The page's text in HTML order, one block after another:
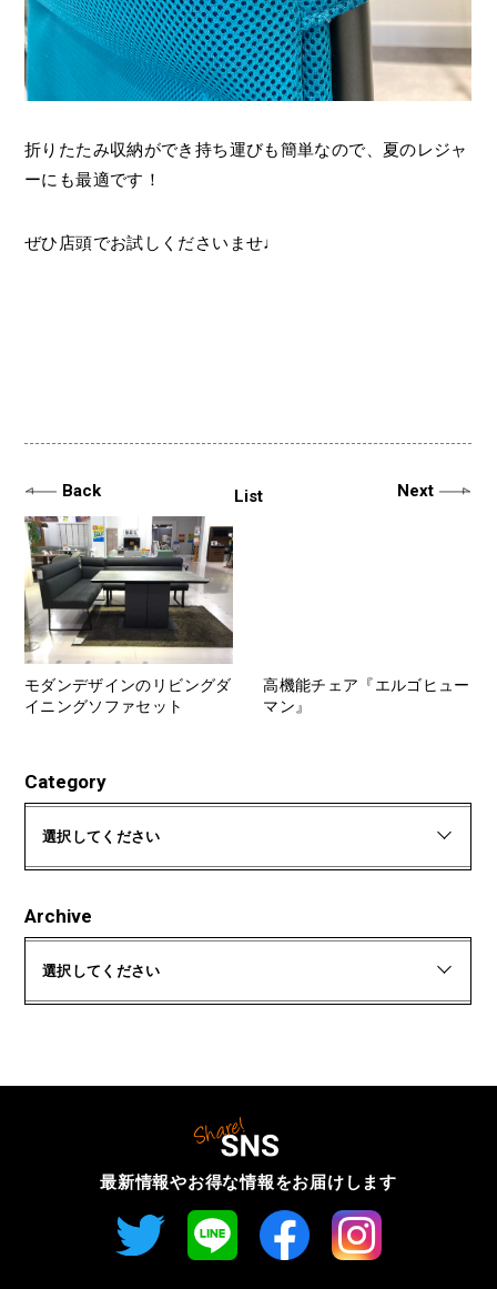
折りたたみ収納ができ持ち運びも簡単なので、夏のレジャ
ーにも最適です！
ぜひ店頭でお試しくださいませ♩
Back
モダンデザインのリビングダ
イニングソファセット
高機能チェア『エルゴヒュー
マン』
Next
List
Category
選択してください
Archive
選択してください
最新情報やお得な情報をお届けします